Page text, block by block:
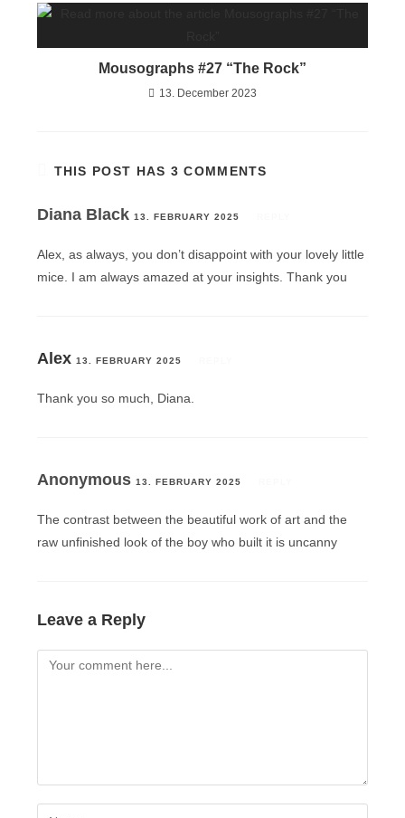
Mousographs #27 “The Rock”
13. December 2023
THIS POST HAS 3 COMMENTS
Diana Black13. FEBRUARY 2025
Alex, as always, you don’t disappoint with your lovely little
mice. I am always amazed at your insights. Thank you
Alex 13. FEBRUARY 2025
Thank you so much, Diana.
Anonymous13. FEBRUARY 2025
The contrast between the beautiful work of art and the
raw unfinished look of the boy who built it is uncanny
Leave a Reply